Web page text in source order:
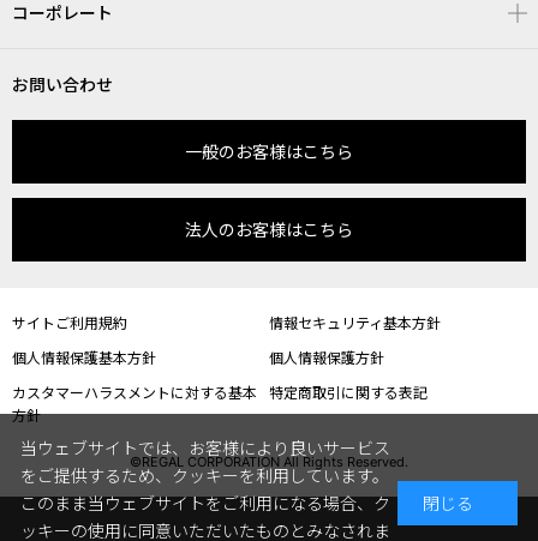
コーポレート
お問い合わせ
一般のお客様はこちら
法人のお客様はこちら
サイトご利用規約
情報セキュリティ基本方針
個人情報保護基本方針
個人情報保護方針
カスタマーハラスメントに対する基本
方針
特定商取引に関する表記
©REGAL CORPORATION All Rights Reserved.
当ウェブサイトでは、お客様により良いサービス
をご提供するため、クッキーを利用しています。
このまま当ウェブサイトをご利用になる場合、ク
ッキーの使用に同意いただいたものとみなされま
閉じる